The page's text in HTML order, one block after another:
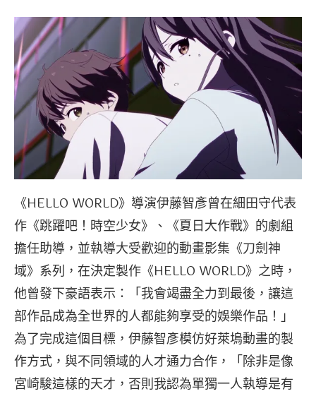
《HELLO WORLD》導演伊藤智彥曾在細田守代表
作《跳躍吧！時空少女》、《夏日大作戰》的劇組
擔任助導，並執導大受歡迎的動畫影集《刀劍神
域》系列，在決定製作《HELLO WORLD》之時，
他曾發下豪語表示：「我會竭盡全力到最後，讓這
部作品成為全世界的人都能夠享受的娛樂作品！」
為了完成這個目標，伊藤智彥模仿好萊塢動畫的製
作方式，與不同領域的人才通力合作，「除非是像
宮崎駿這樣的天才，否則我認為單獨一人執導是有